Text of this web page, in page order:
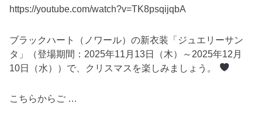
https://youtube.com/watch?v=TK8psqijqbA
ブラックハート（ノワール）の新衣装「ジュエリーサン
タ」（登場期間：2025年11月13日（木）～2025年12月
10日（水））で、クリスマスを楽しみましょう。
こちらからご …